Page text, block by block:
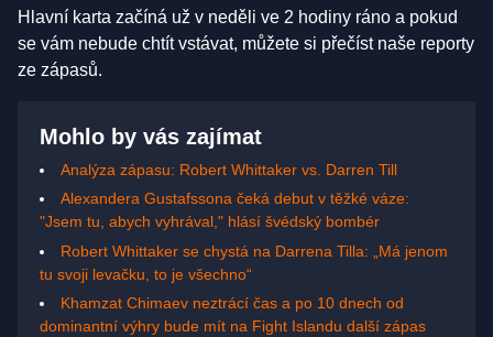
Hlavní karta začíná už v neděli ve 2 hodiny ráno a pokud
se vám nebude chtít vstávat, můžete si přečíst naše reporty
ze zápasů.
Mohlo by vás zajímat
Analýza zápasu: Robert Whittaker vs. Darren Till
Alexandera Gustafssona čeká debut v těžké váze:
"Jsem tu, abych vyhrával," hlásí švédský bombér
Robert Whittaker se chystá na Darrena Tilla: „Má jenom
tu svoji levačku, to je všechno“
Khamzat Chimaev neztrácí čas a po 10 dnech od
dominantní výhry bude mít na Fight Islandu další zápas